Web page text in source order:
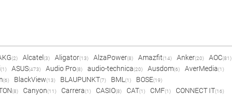
(2) Alcatel (3) Aligator(13) AlzaPower(8) Amazfit(14) Anker(20) AOC(81)
(1) ASUS(473) Audio Pro(8) audio-technica(20) Ausdom(6) AverMedia(1)
(6) BlackView(13) BLAUPUNKT(7) BML(1) BOSE(19)
(8) Canyon(11) Carrera(1) CASIO(8) CAT(1) CMF(1) CONNECT IT(16)